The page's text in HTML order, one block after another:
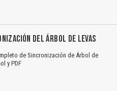
DEL ÁRBOL DE LEVAS
de Sincronización de Árbol de
y PDF